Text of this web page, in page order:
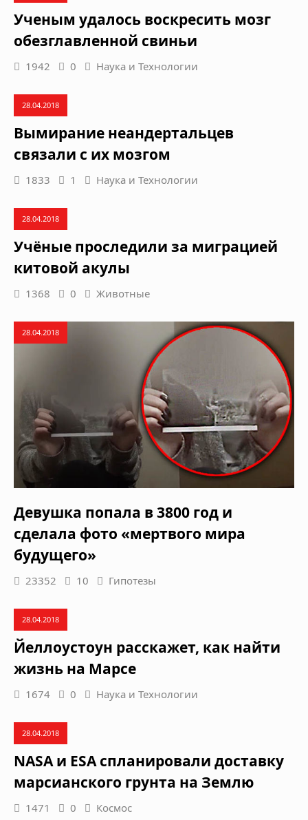
Ученым удалось воскресить мозг
обезглавленной свиньи
1942 0 Наука и Технологии
28.04.2018
Вымирание неандертальцев
связали с их мозгом
1833 1 Наука и Технологии
28.04.2018
Учёные проследили за миграцией
китовой акулы
1368 0 Животные
28.04.2018
Девушка попала в 3800 год и
сделала фото «мертвого мира
будущего»
23352 10 Гипотезы
28.04.2018
Йеллоустоун расскажет, как найти
жизнь на Марсе
1674 0 Наука и Технологии
28.04.2018
NASA и ESA спланировали доставку
марсианского грунта на Землю
1471 0 Космос